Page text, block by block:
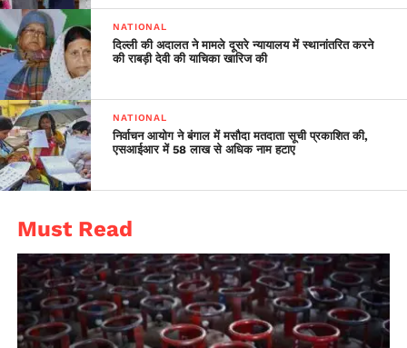
NATIONAL
दिल्ली की अदालत ने मामले दूसरे न्यायालय में स्थानांतरित करने
की राबड़ी देवी की याचिका खारिज की
NATIONAL
निर्वाचन आयोग ने बंगाल में मसौदा मतदाता सूची प्रकाशित की,
एसआईआर में 58 लाख से अधिक नाम हटाए
Must Read